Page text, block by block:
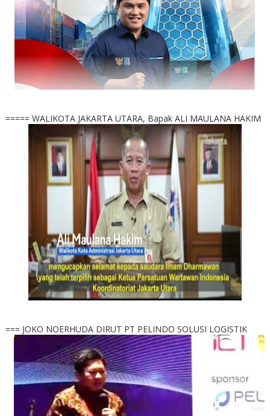
===== WALIKOTA JAKARTA UTARA, Bapak ALI MAULANA HAKIM
=== JOKO NOERHUDA DIRUT PT PELINDO SOLUSI LOGISTIK